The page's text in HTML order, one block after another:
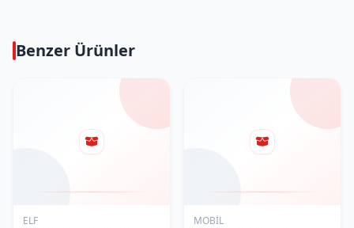
Benzer Ürünler
ELF MOBİL